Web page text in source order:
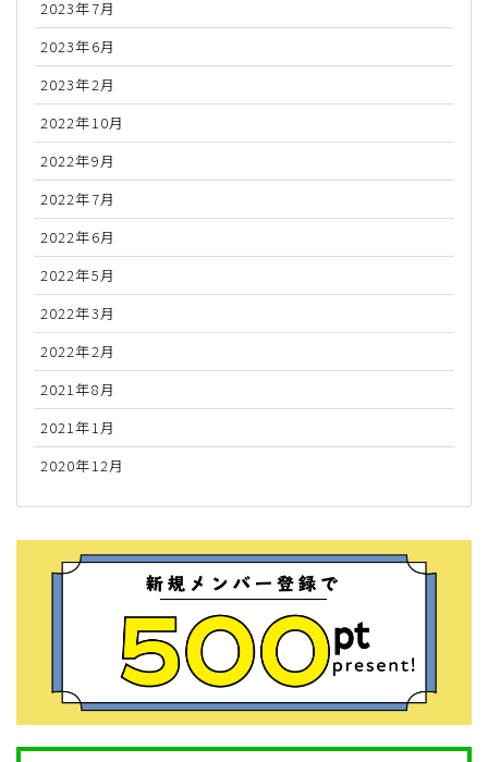
2023年7月
2023年6月
2023年2月
2022年10月
2022年9月
2022年7月
2022年6月
2022年5月
2022年3月
2022年2月
2021年8月
2021年1月
2020年12月